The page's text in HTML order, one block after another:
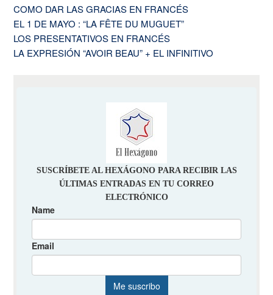
COMO DAR LAS GRACIAS EN FRANCÉS
EL 1 DE MAYO : “LA FÊTE DU MUGUET”
LOS PRESENTATIVOS EN FRANCÉS
LA EXPRESIÓN “AVOIR BEAU” + EL INFINITIVO